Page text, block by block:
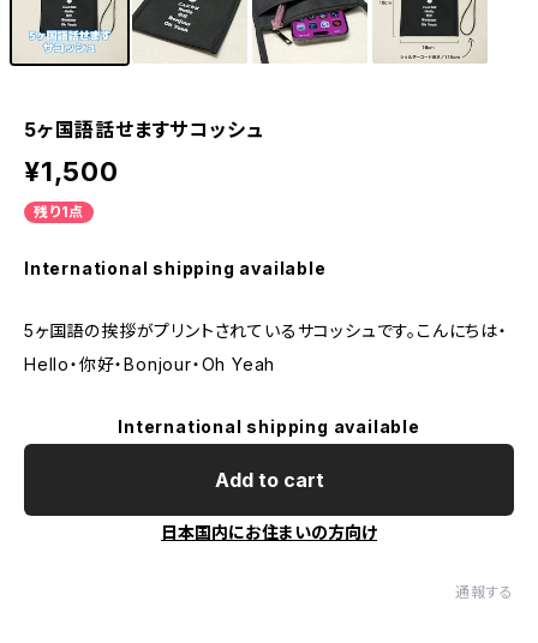
5ヶ国語話せますサコッシュ
¥1,500
残り1点
International shipping available
5ヶ国語の挨拶がプリントされているサコッシュです。こんにちは・
Hello・你好・Bonjour・Oh Yeah
International shipping available
Add to cart
日本国内にお住まいの方向け
通報する